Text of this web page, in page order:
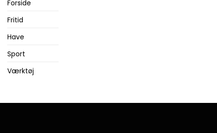
Forside
Fritid
Have
Sport
Værktøj